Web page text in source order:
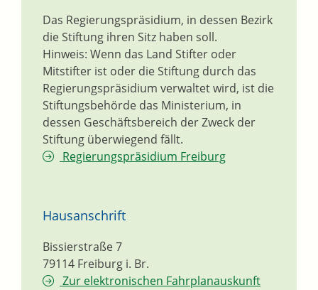
Das Regierungspräsidium, in dessen Bezirk
die Stiftung ihren Sitz haben soll.
Hinweis: Wenn das Land Stifter oder
Mitstifter ist oder die Stiftung durch das
Regierungspräsidium verwaltet wird, ist die
Stiftungsbehörde das Ministerium, in
dessen Geschäftsbereich der Zweck der
Stiftung überwiegend fällt.
Regierungspräsidium Freiburg
Hausanschrift
Bissierstraße 7
79114 Freiburg i. Br.
Zur elektronischen Fahrplanauskunft